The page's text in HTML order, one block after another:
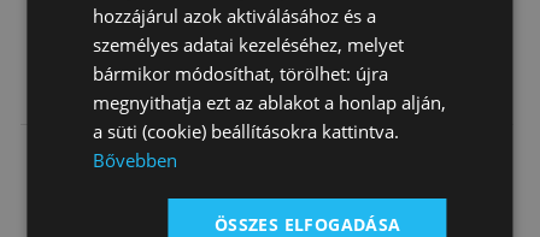
Nyereg Tattini
Liverpool
499 000 Ft
Nyereg
Többcélú
Szintetikus
Nyereg
Többcélú
Szintetikus
hozzájárul azok aktiválásához és a
személyes adatai kezeléséhez, melyet
bármikor módosíthat, törölhet: újra
megnyithatja ezt az ablakot a honlap alján,
a süti (cookie) beállításokra kattintva.
Bővebben
ÖSSZES ELFOGADÁSA